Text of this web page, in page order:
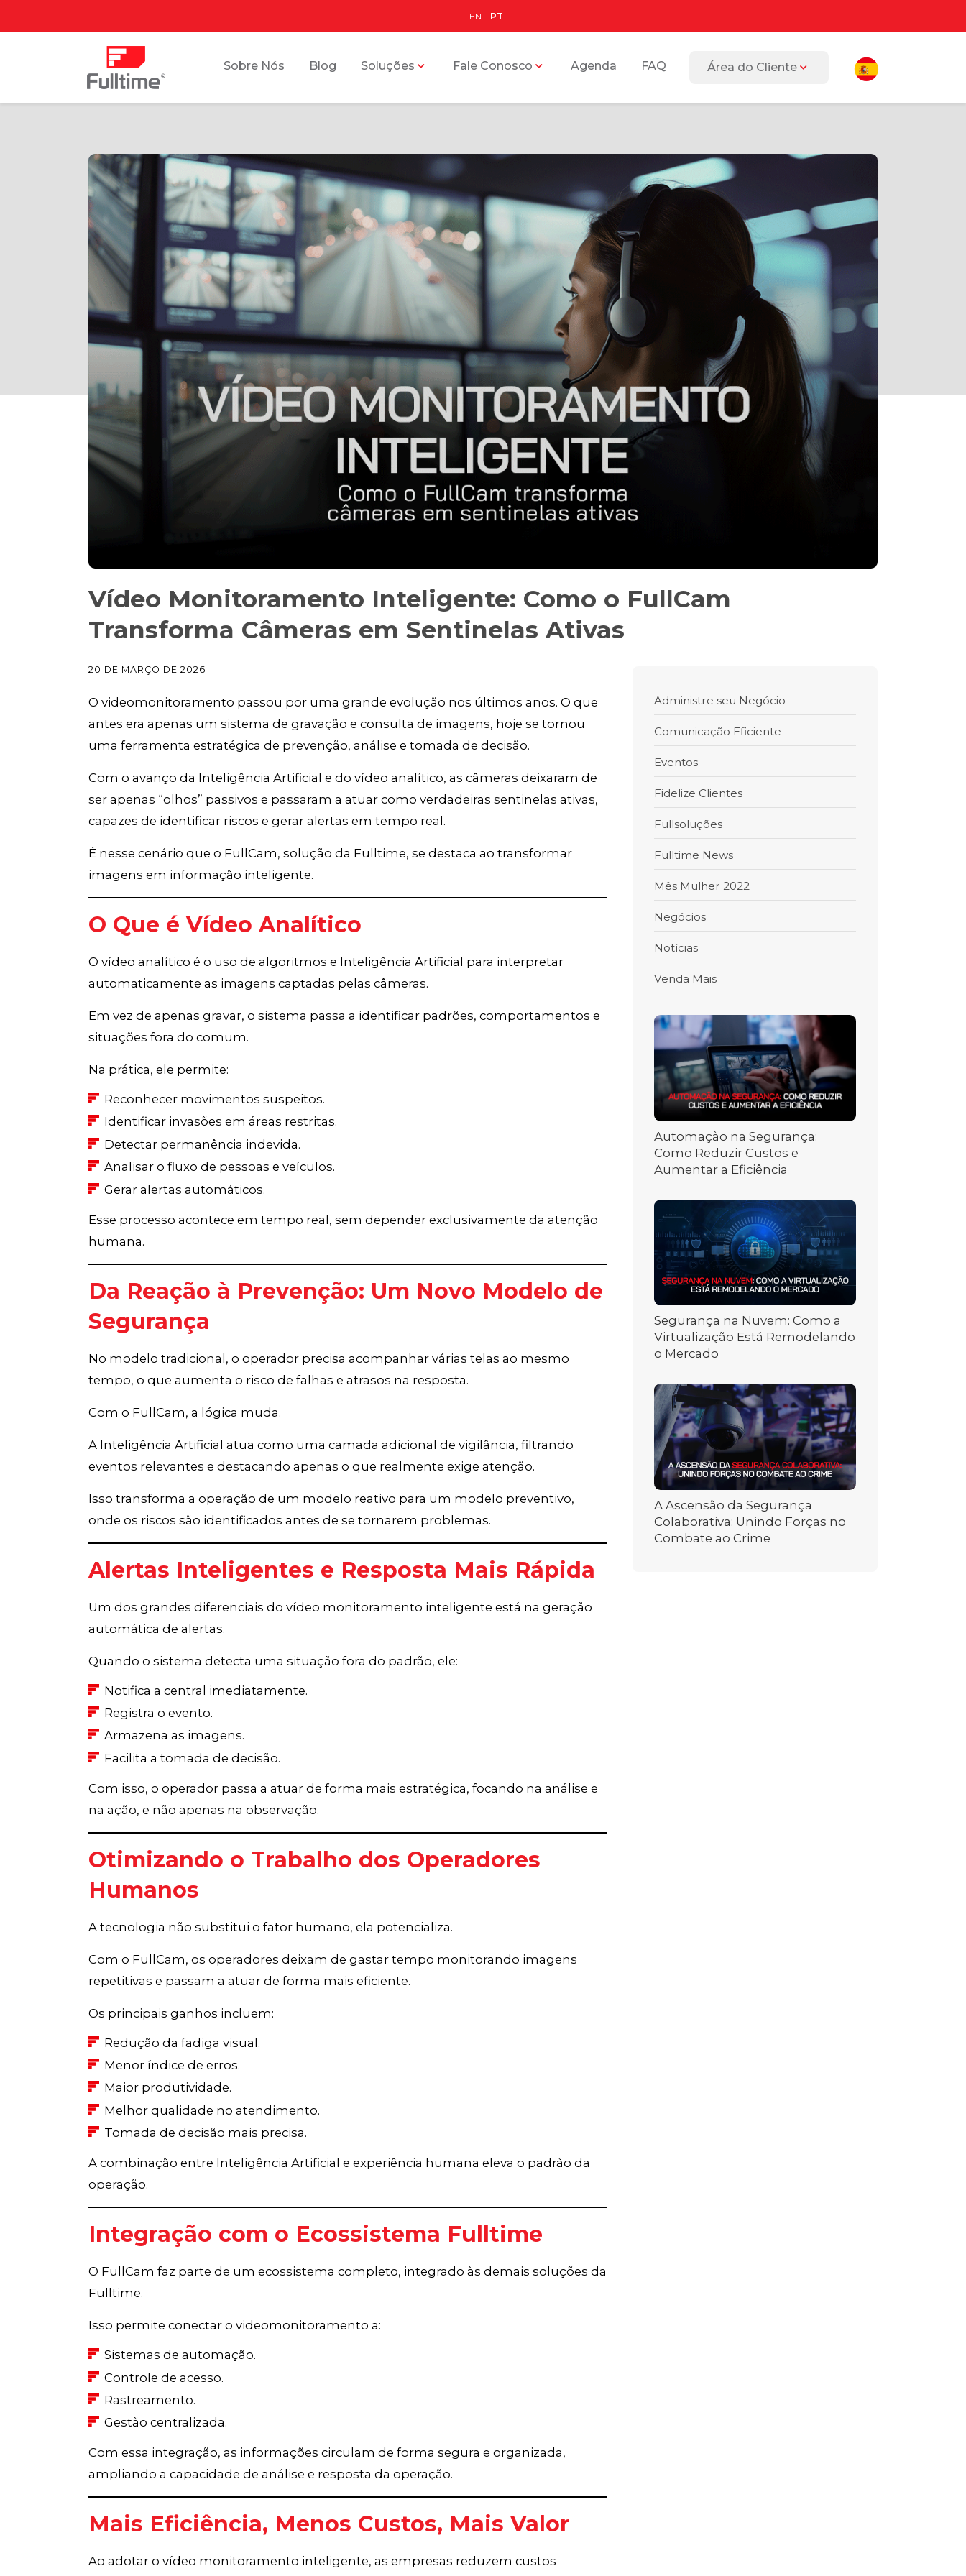
EN PT
Sobre Nós Blog Soluções Fale Conosco Agenda FAQ Área do Cliente
Vídeo Monitoramento Inteligente: Como o FullCam
Transforma Câmeras em Sentinelas Ativas
20 DE MARÇO DE 2026
O videomonitoramento passou por uma grande evolução nos últimos anos. O que
antes era apenas um sistema de gravação e consulta de imagens, hoje se tornou
uma ferramenta estratégica de prevenção, análise e tomada de decisão.
Com o avanço da Inteligência Artificial e do vídeo analítico, as câmeras deixaram de
ser apenas “olhos” passivos e passaram a atuar como verdadeiras sentinelas ativas,
capazes de identificar riscos e gerar alertas em tempo real.
É nesse cenário que o FullCam, solução da Fulltime, se destaca ao transformar
imagens em informação inteligente.
O Que é Vídeo Analítico
O vídeo analítico é o uso de algoritmos e Inteligência Artificial para interpretar
automaticamente as imagens captadas pelas câmeras.
Em vez de apenas gravar, o sistema passa a identificar padrões, comportamentos e
situações fora do comum.
Na prática, ele permite:
Reconhecer movimentos suspeitos.
Identificar invasões em áreas restritas.
Detectar permanência indevida.
Analisar o fluxo de pessoas e veículos.
Gerar alertas automáticos.
Esse processo acontece em tempo real, sem depender exclusivamente da atenção
humana.
Da Reação à Prevenção: Um Novo Modelo de
Segurança
No modelo tradicional, o operador precisa acompanhar várias telas ao mesmo
tempo, o que aumenta o risco de falhas e atrasos na resposta.
Com o FullCam, a lógica muda.
A Inteligência Artificial atua como uma camada adicional de vigilância, filtrando
eventos relevantes e destacando apenas o que realmente exige atenção.
Isso transforma a operação de um modelo reativo para um modelo preventivo,
onde os riscos são identificados antes de se tornarem problemas.
Alertas Inteligentes e Resposta Mais Rápida
Um dos grandes diferenciais do vídeo monitoramento inteligente está na geração
automática de alertas.
Quando o sistema detecta uma situação fora do padrão, ele:
Notifica a central imediatamente.
Registra o evento.
Armazena as imagens.
Facilita a tomada de decisão.
Com isso, o operador passa a atuar de forma mais estratégica, focando na análise e
na ação, e não apenas na observação.
Otimizando o Trabalho dos Operadores
Humanos
A tecnologia não substitui o fator humano, ela potencializa.
Com o FullCam, os operadores deixam de gastar tempo monitorando imagens
repetitivas e passam a atuar de forma mais eficiente.
Os principais ganhos incluem:
Redução da fadiga visual.
Menor índice de erros.
Maior produtividade.
Melhor qualidade no atendimento.
Tomada de decisão mais precisa.
A combinação entre Inteligência Artificial e experiência humana eleva o padrão da
operação.
Integração com o Ecossistema Fulltime
O FullCam faz parte de um ecossistema completo, integrado às demais soluções da
Fulltime.
Isso permite conectar o videomonitoramento a:
Sistemas de automação.
Controle de acesso.
Rastreamento.
Gestão centralizada.
Com essa integração, as informações circulam de forma segura e organizada,
ampliando a capacidade de análise e resposta da operação.
Mais Eficiência, Menos Custos, Mais Valor
Ao adotar o vídeo monitoramento inteligente, as empresas reduzem custos
Administre seu Negócio
Comunicação Eficiente
Eventos
Fidelize Clientes
Fullsoluções
Fulltime News
Mês Mulher 2022
Negócios
Notícias
Venda Mais
Automação na Segurança:
Como Reduzir Custos e
Aumentar a Eficiência
Segurança na Nuvem: Como a
Virtualização Está Remodelando
o Mercado
A Ascensão da Segurança
Colaborativa: Unindo Forças no
Combate ao Crime